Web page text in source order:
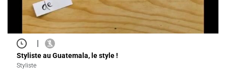
|
Styliste au Guatemala, le style !
Styliste